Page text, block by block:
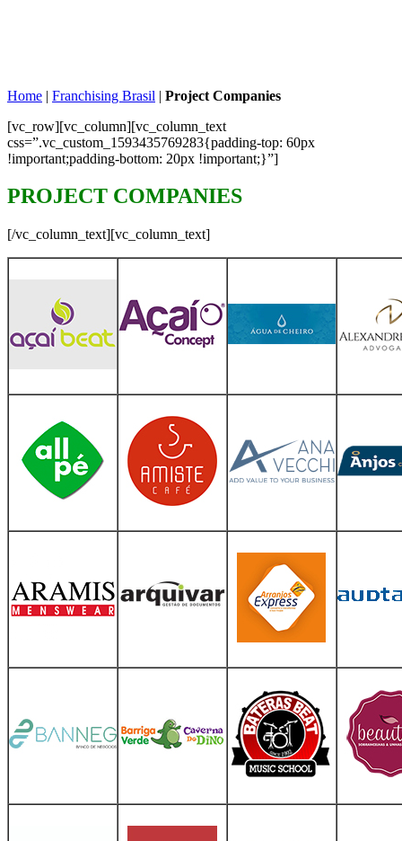
Home | Franchising Brasil | Project Companies
[vc_row][vc_column][vc_column_text
css=”.vc_custom_1593435769283{padding-top: 60px
!important;padding-bottom: 20px !important;}”]
PROJECT COMPANIES
[/vc_column_text][vc_column_text]